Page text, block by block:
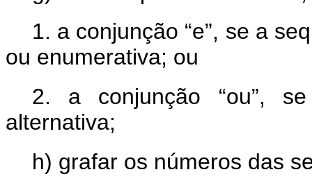
1. a conjunção “e”, se a
ou enumerativa; ou
2. a conjunção “ou”,
alternativa;
h) grafar os números das